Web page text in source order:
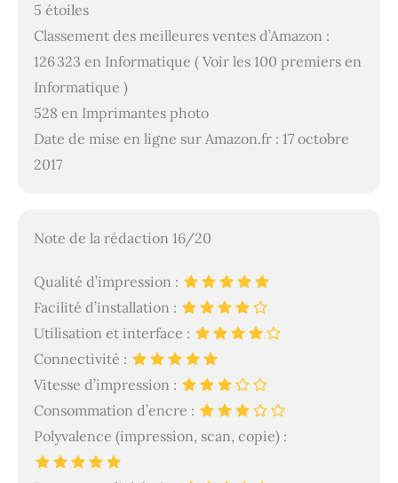
5 étoiles
Classement des meilleures ventes d’Amazon :
126 323 en Informatique ( Voir les 100 premiers en
Informatique )
528 en Imprimantes photo
Date de mise en ligne sur Amazon.fr : 17 octobre
2017
Note de la rédaction 16/20
Qualité d’impression :
Facilité d’installation :
Utilisation et interface :
Connectivité :
Vitesse d’impression :
Consommation d’encre :
Polyvalence (impression, scan, copie) :